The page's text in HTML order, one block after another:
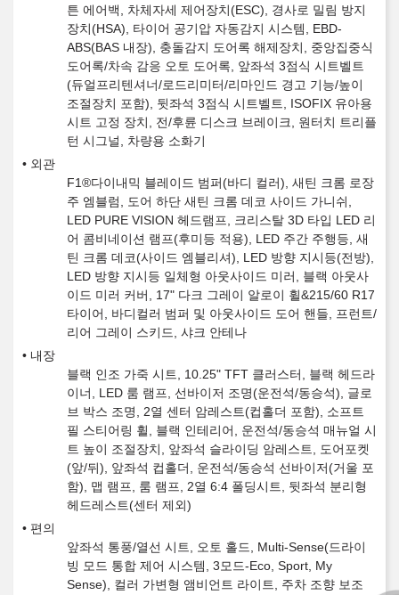
튼 에어백, 차체자세 제어장치(ESC), 경사로 밀림 방지
장치(HSA), 타이어 공기압 자동감지 시스템, EBD-
ABS(BAS 내장), 충돌감지 도어록 해제장치, 중앙집중식
도어록/차속 감응 오토 도어록, 앞좌석 3점식 시트벨트
(듀얼프리텐셔너/로드리미터/리마인드 경고 기능/높이
조절장치 포함), 뒷좌석 3점식 시트벨트, ISOFIX 유아용
시트 고정 장치, 전/후륜 디스크 브레이크, 원터치 트리플
턴 시그널, 차량용 소화기
외관
F1®다이내믹 블레이드 범퍼(바디 컬러), 새틴 크롬 로장
주 엠블럼, 도어 하단 새틴 크롬 데코 사이드 가니쉬,
LED PURE VISION 헤드램프, 크리스탈 3D 타입 LED 리
어 콤비네이션 램프(후미등 적용), LED 주간 주행등, 새
틴 크롬 데코(사이드 엠블리셔), LED 방향 지시등(전방),
LED 방향 지시등 일체형 아웃사이드 미러, 블랙 아웃사
이드 미러 커버, 17" 다크 그레이 알로이 휠&215/60 R17
타이어, 바디컬러 범퍼 및 아웃사이드 도어 핸들, 프런트/
리어 그레이 스키드, 샤크 안테나
내장
블랙 인조 가죽 시트, 10.25" TFT 클러스터, 블랙 헤드라
이너, LED 룸 램프, 선바이저 조명(운전석/동승석), 글로
브 박스 조명, 2열 센터 암레스트(컵홀더 포함), 소프트
필 스티어링 휠, 블랙 인테리어, 운전석/동승석 매뉴얼 시
트 높이 조절장치, 앞좌석 슬라이딩 암레스트, 도어포켓
(앞/뒤), 앞좌석 컵홀더, 운전석/동승석 선바이저(거울 포
함), 맵 램프, 룸 램프, 2열 6:4 폴딩시트, 뒷좌석 분리형
헤드레스트(센터 제외)
편의
앞좌석 통풍/열선 시트, 오토 홀드, Multi-Sense(드라이
빙 모드 통합 제어 시스템, 3모드-Eco, Sport, My
Sense), 컬러 가변형 앰비언트 라이트, 주차 조향 보조